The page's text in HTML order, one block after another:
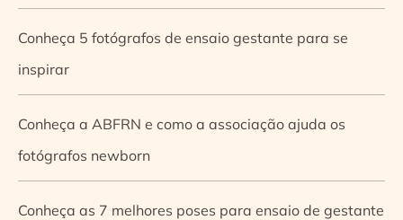
Conheça 5 fotógrafos de ensaio gestante para se
inspirar
Conheça a ABFRN e como a associação ajuda os
fotógrafos newborn
Conheça as 7 melhores poses para ensaio de gestante